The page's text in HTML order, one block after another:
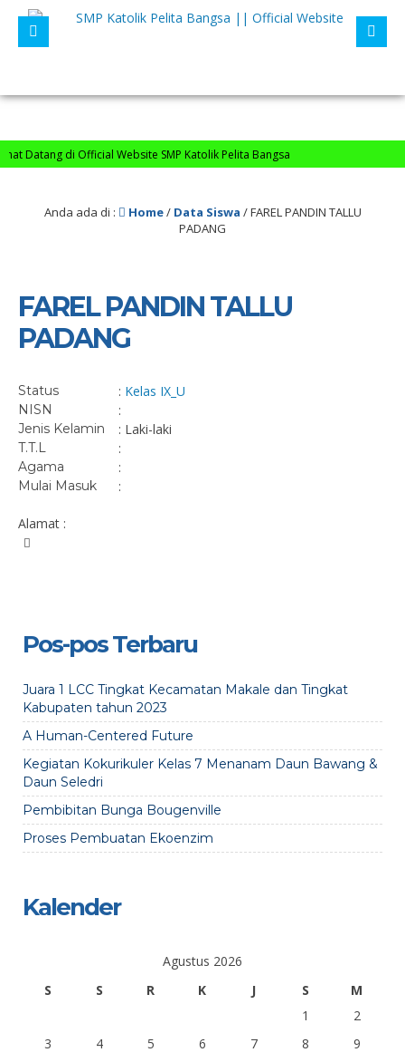
Datang di Official Website SMP Katolik Pelita Bangsa
Anda ada di : Home/ Data Siswa /FAREL PANDIN TALLU
PADANG
FAREL PANDIN TALLU
PADANG
Status : Kelas IX_ U
NISN :
Jenis Kelamin : Laki-laki
T.T.L :
Agama :
Mulai Masuk :
Alamat :
Pos-pos Terbaru
Juara 1 LCC Tingkat Kecamatan Makale dan Tingkat
Kabupaten tahun 2023
A Human-Centered Future
Kegiatan Kokurikuler Kelas 7 Menanam Daun Bawang &
Daun Seledri
Pembibitan Bunga Bougenville
Proses Pembuatan Ekoenzim
Kalender
Agustus 2026
S
S R K J S
M
1
2
3
4 5 6 7 8
9